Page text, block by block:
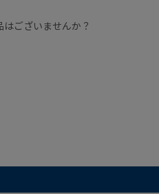
ございませんか？